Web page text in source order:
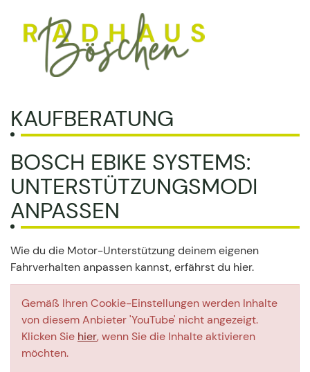
KAUFBERATUNG
BOSCH EBIKE SYSTEMS:
UNTERSTÜTZUNGSMODI
ANPASSEN
Wie du die Motor-Unterstützung deinem eigenen
Fahrverhalten anpassen kannst, erfährst du hier.
Gemäß Ihren Cookie-Einstellungen werden Inhalte
von diesem Anbieter 'YouTube' nicht angezeigt.
Klicken Sie hier, wenn Sie die Inhalte aktivieren
möchten.